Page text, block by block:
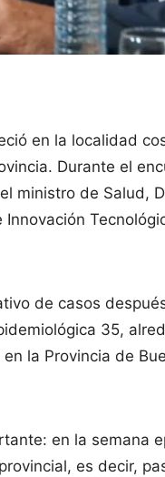
en la localidad
Durante el
ministro de Salud,
de casos
35,
la Provincia de
en la semana
es decir,